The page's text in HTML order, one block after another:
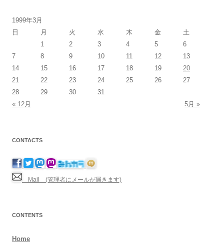
1999年3月
日
月 火 水 木 金
土
1
2 3 4 5
6
7
8 9 10 11 12
13
14
15 16 17 18 19
20
21
22 23 24 25 26
27
28
29 30
31
« 12月
5月 »
CONTACTS
Mail (管理者にメールが届きます)
CONTENTS
Home